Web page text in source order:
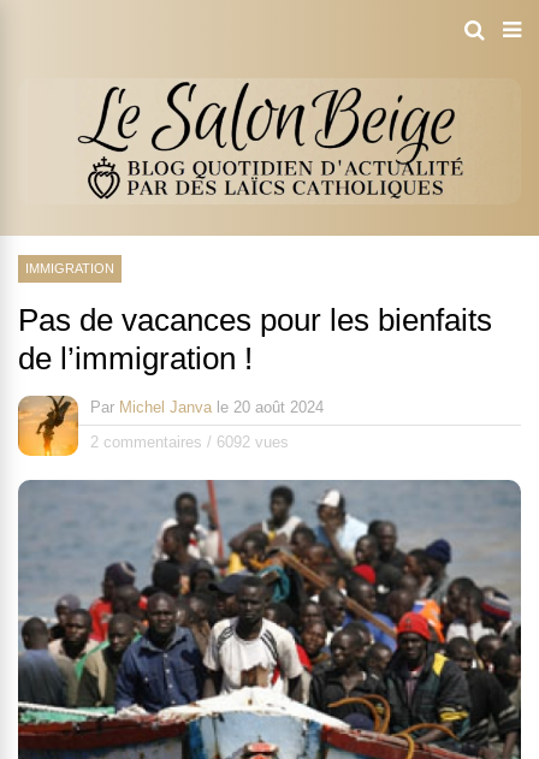
IMMIGRATION
Pas de vacances pour les bienfaits
de l’immigration !
Par Michel Janva le 20 août 2024
2 commentaires / 6092 vues